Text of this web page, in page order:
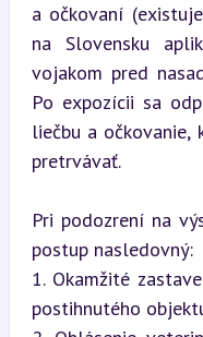
a očkovaní
na Slovensku
vojakom pred
Po expozícii sa
liečbu a očkovanie,
pretrvávať.
Pri podozrení na
postup nasledovný:
1. Okamžité
postihnutého